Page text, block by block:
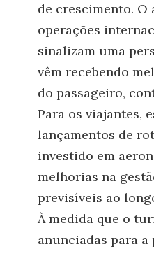
de crescimento. O
operações
sinalizam uma
vêm recebendo
do passageiro,
Para os viajantes,
lançamentos de
investido em
melhorias na
previsíveis ao
À medida que o
anunciadas para